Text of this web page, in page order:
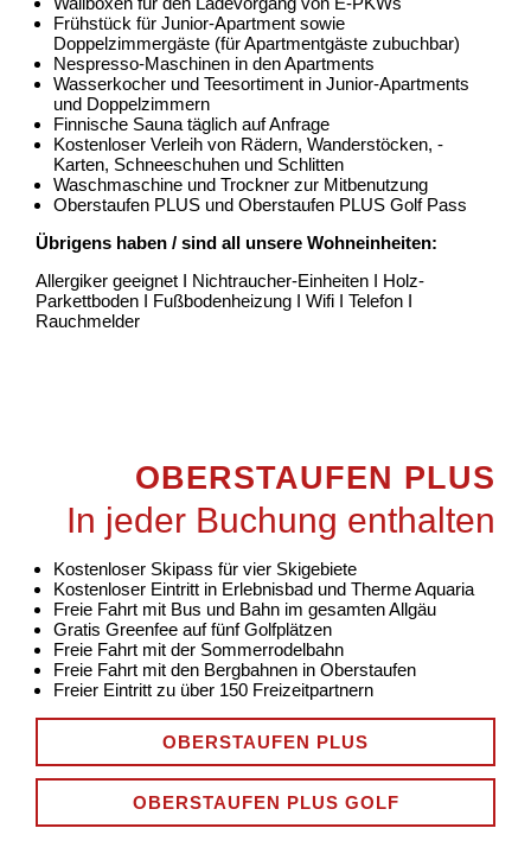
Frühstück für Junior-Apartment sowie
Doppelzimmergäste (für Apartmentgäste zubuchbar)
Nespresso-Maschinen in den Apartments
Wasserkocher und Teesortiment in Junior-Apartments
und Doppelzimmern
Finnische Sauna täglich auf Anfrage
Kostenloser Verleih von Rädern, Wanderstöcken, -
Karten, Schneeschuhen und Schlitten
Waschmaschine und Trockner zur Mitbenutzung
Oberstaufen PLUS und Oberstaufen PLUS Golf Pass
Übrigens haben / sind all unsere Wohneinheiten:
Allergiker geeignet I Nichtraucher-Einheiten I Holz-
Parkettboden I Fußbodenheizung I Wifi I Telefon I
Rauchmelder
OBERSTAUFEN PLUS
In jeder Buchung enthalten
Kostenloser Skipass für vier Skigebiete
Kostenloser Eintritt in Erlebnisbad und Therme Aquaria
Freie Fahrt mit Bus und Bahn im gesamten Allgäu
Gratis Greenfee auf fünf Golfplätzen
Freie Fahrt mit der Sommerrodelbahn
Freie Fahrt mit den Bergbahnen in Oberstaufen
Freier Eintritt zu über 150 Freizeitpartnern
OBERSTAUFEN PLUS
OBERSTAUFEN PLUS GOLF